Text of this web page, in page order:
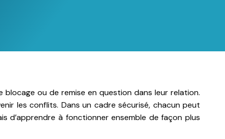
ou de remise en question dans leur relation.
les conflits. Dans un cadre sécurisé, chacun peut
d’apprendre à fonctionner ensemble de façon plus